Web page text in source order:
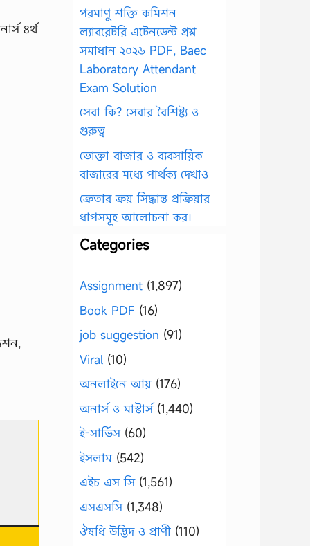
পরমাণু শক্তি কমিশন
ল্যাবরেটরি এটেনডেন্ট প্রশ্ন
সমাধান ২০২৬ PDF, Baec
Laboratory Attendant
Exam Solution
সেবা কি? সেবার বৈশিষ্ট্য ও
গুরুত্ব
ভোক্তা বাজার ও ব্যবসায়িক
বাজারের মধ্যে পার্থক্য দেখাও
ক্রেতার ক্রয় সিদ্ধান্ত প্রক্রিয়ার
ধাপসমূহ আলোচনা কর।
Categories
Assignment (1,897)
Book PDF (16)
job suggestion (91)
Viral (10)
অনলাইনে আয় (176)
অনার্স ও মাস্টার্স(1,440)
ই-সার্ভিস(60)
ইসলাম(542)
এইচ এস সি(1,561)
এসএসসি(1,348)
ঔষধি উদ্ভিদ ও প্রাণী (110)